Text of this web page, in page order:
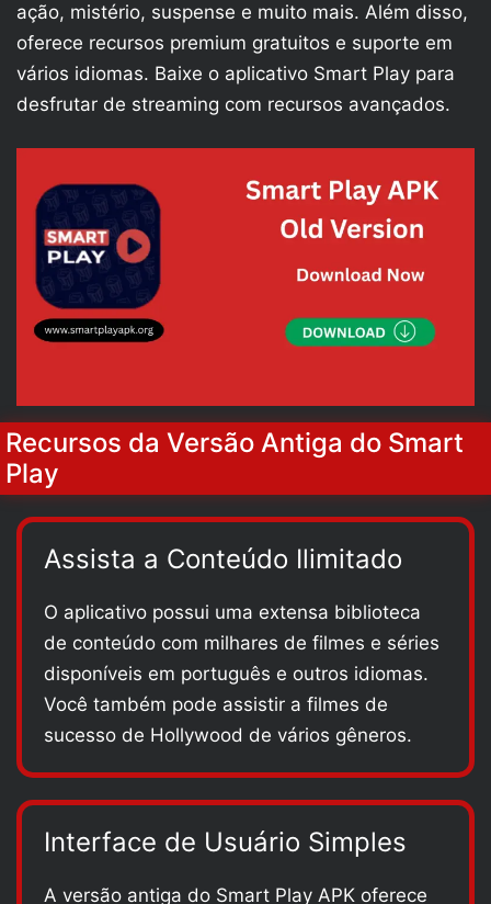
ação, mistério, suspense e muito mais. Além disso,
oferece recursos premium gratuitos e suporte em
vários idiomas. Baixe o aplicativo Smart Play para
desfrutar de streaming com recursos avançados.
Recursos da Versão Antiga do Smart
Play
Assista a Conteúdo Ilimitado
O aplicativo possui uma extensa biblioteca
de conteúdo com milhares de filmes e séries
disponíveis em português e outros idiomas.
Você também pode assistir a filmes de
sucesso de Hollywood de vários gêneros.
Interface de Usuário Simples
A versão antiga do Smart Play APK oferece